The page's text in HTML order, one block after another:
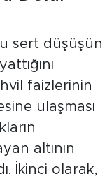
sert düşüşün
faizlerinin
ulaşması
altının
İkinci olarak,